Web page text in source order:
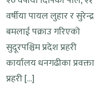
वर्षीया पायल लुहार र सुरेन्द्र
बमलाई पक्राउ गरिएको
सुदूरपश्चिम प्रदेश प्रहरी
कार्यालय धनगढीका प्रवक्ता
प्रहरी […]